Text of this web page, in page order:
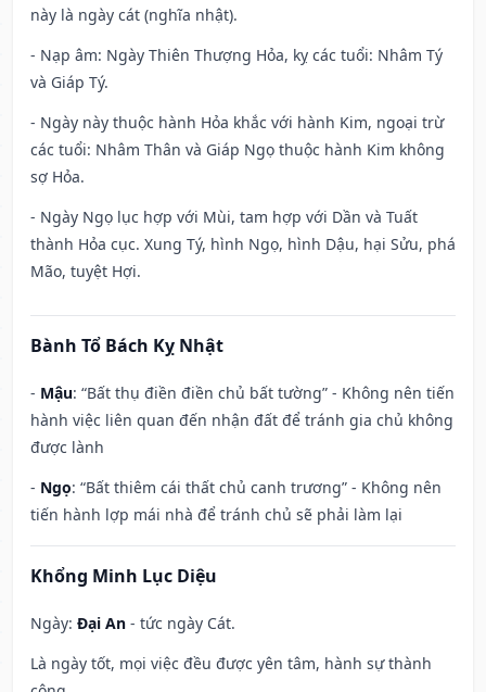
này là ngày cát (nghĩa nhật).
- Nạp âm: Ngày Thiên Thượng Hỏa, kỵ các tuổi: Nhâm Tý
và Giáp Tý.
- Ngày này thuộc hành Hỏa khắc với hành Kim, ngoại trừ
các tuổi: Nhâm Thân và Giáp Ngọ thuộc hành Kim không
sợ Hỏa.
- Ngày Ngọ lục hợp với Mùi, tam hợp với Dần và Tuất
thành Hỏa cục. Xung Tý, hình Ngọ, hình Dậu, hại Sửu, phá
Mão, tuyệt Hợi.
Bành Tổ Bách Kỵ Nhật
- Mậu: “Bất thụ điền điền chủ bất tường” - Không nên tiến
hành việc liên quan đến nhận đất để tránh gia chủ không
được lành
- Ngọ: “Bất thiêm cái thất chủ canh trương” - Không nên
tiến hành lợp mái nhà để tránh chủ sẽ phải làm lại
Khổng Minh Lục Diệu
Ngày: Đại An - tức ngày Cát.
Là ngày tốt, mọi việc đều được yên tâm, hành sự thành